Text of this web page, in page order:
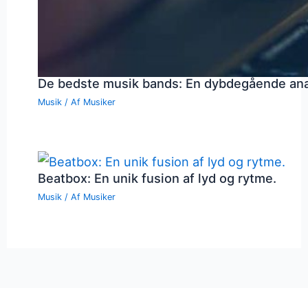
De bedste musik bands: En dybdegående
Musik / Af Musiker
Beatbox: En unik fusion af lyd og rytme.
Musik / Af Musiker